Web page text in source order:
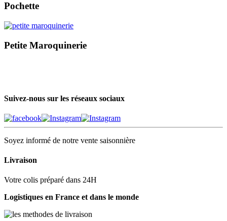
Pochette
Petite Maroquinerie
Suivez-nous sur les réseaux sociaux
Soyez informé de notre vente saisonnière
Livraison
Votre colis préparé dans 24H
Logistiques en France et dans le monde